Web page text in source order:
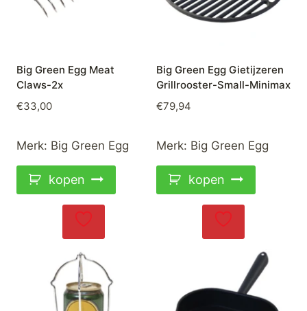
Big Green Egg Meat
Claws-2x
€33,00
Merk: Big Green Egg
kopen
Big Green Egg Gietijzeren
Grillrooster-Small-Minimax
€79,94
Merk: Big Green Egg
kopen